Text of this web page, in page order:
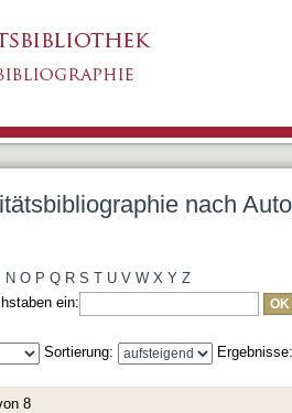
nach
N O P Q R S T U V W X Y Z
ein:
Sortierung: Ergebnisse:
8